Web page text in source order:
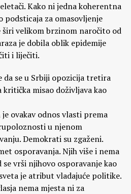
Kako ni jedna koherentna
za omasovljenje
širi velikom brzinom naročito od
je dobila oblik epidemije
i liječiti.
se u Srbiji opozicija tretira
misao doživljava kao
ovakav odnos vlasti prema
u njenom
Demokrati su zgaženi.
osporavanja. Njih više i nema
vrši njihovo osporavanje kao
je atribut vladajuće politike.
nema mjesta ni za